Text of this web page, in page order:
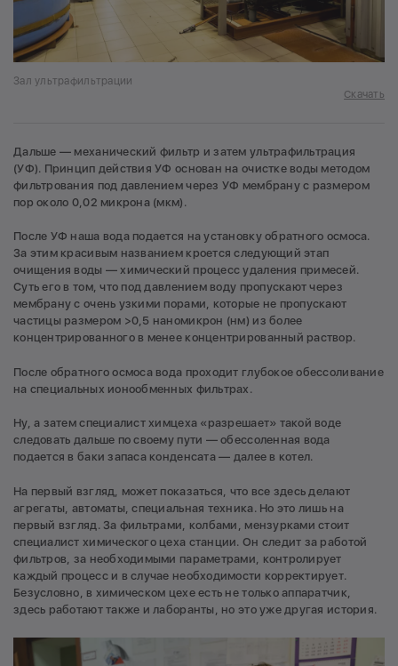
Зал ультрафильтрации
Скачать
Дальше — механический фильтр и затем ультрафильтрация
(УФ). Принцип действия УФ основан на очистке воды методом
фильтрования под давлением через УФ мембрану с размером
пор около 0,02 микрона (мкм).
После УФ наша вода подается на установку обратного осмоса.
За этим красивым названием кроется следующий этап
очищения воды — химический процесс удаления примесей.
Суть его в том, что под давлением воду пропускают через
мембрану с очень узкими порами, которые не пропускают
частицы размером >0,5 наномикрон (нм) из более
концентрированного в менее концентрированный раствор.
После обратного осмоса вода проходит глубокое обессоливание
на специальных ионообменных фильтрах.
Ну, а затем специалист химцеха «разрешает» такой воде
следовать дальше по своему пути — обессоленная вода
подается в баки запаса конденсата — далее в котел.
На первый взгляд, может показаться, что все здесь делают
агрегаты, автоматы, специальная техника. Но это лишь на
первый взгляд. За фильтрами, колбами, мензурками стоит
специалист химического цеха станции. Он следит за работой
фильтров, за необходимыми параметрами, контролирует
каждый процесс и в случае необходимости корректирует.
Безусловно, в химическом цехе есть не только аппаратчик,
здесь работают также и лаборанты, но это уже другая история.